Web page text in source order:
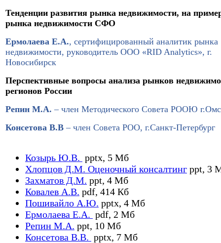
Тенденции развития рынка недвижимости, на
рынка недвижимости СФО
Ермолаева Е.А., сертифицированный аналитик рынка
недвижимости, руководитель ООО «RID Analytics», г.
Новосибирск
Перспективные вопросы анализа рынков
регионов России
Репин М.А. – член Методического Совета РООЮ
Консетова В.В – член Совета РОО, г.Санкт-Петербург
Козырь Ю.В. pptx, 5 Мб
Хлопцов Д.М. Оценочный консалтинг ppt, 3
Захматов Д.М. ppt, 4 Мб
Ковалев А.В. pdf, 414 Кб
Пошивайло А.Ю. pptx, 4 Мб
Ермолаева Е.А. pdf, 2 Мб
Репин М.А. ppt, 10 Мб
Консетова В.В. pptx, 7 Мб